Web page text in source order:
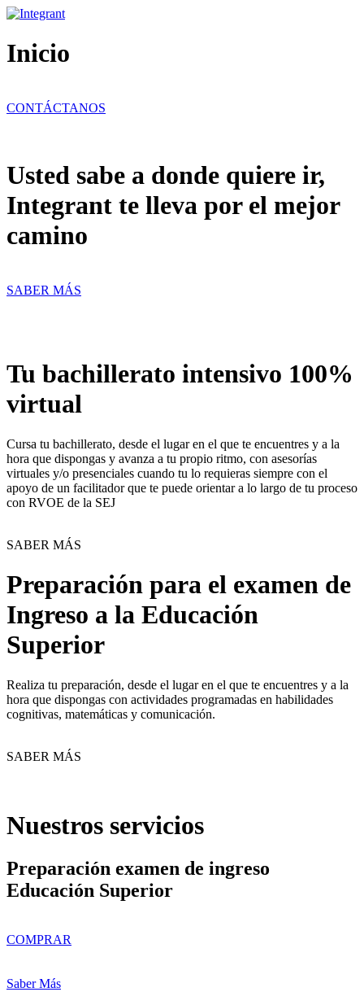
Ir
contenido
Inicio
CONTÁCTANOS
Usted sabe a donde quiere ir,
Integrant te lleva por el mejor
camino
SABER MÁS
Tu bachillerato intensivo 100%
virtual
Cursa tu bachillerato, desde el lugar en el que te encuentres y a la
hora que dispongas y avanza a tu propio ritmo, con asesorías
virtuales y/o presenciales cuando tu lo requieras siempre con el
apoyo de un facilitador que te puede orientar a lo largo de tu proceso
con RVOE de la SEJ
SABER MÁS
Preparación para el examen de
Ingreso a la Educación
Superior
Realiza tu preparación, desde el lugar en el que te encuentres y a la
hora que dispongas con actividades programadas en habilidades
cognitivas, matemáticas y comunicación.
SABER MÁS
Nuestros servicios
Preparación examen de ingreso
Educación Superior
COMPRAR
Saber Más